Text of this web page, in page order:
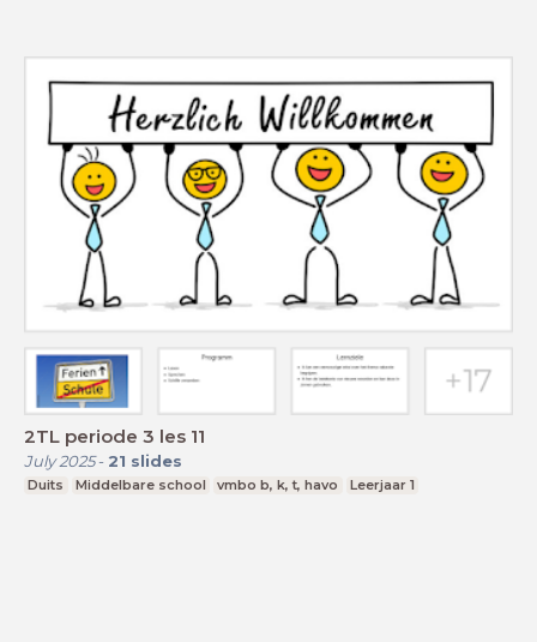
2TL periode 3 les 11
July 2025- 21 slides
Duits Middelbare school vmbo b, k, t, havo Leerjaar 1